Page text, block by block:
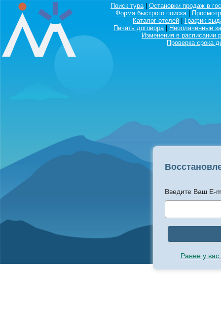
Поиск тура|
Остановки продаж в
Форма быстрого поиска|
Каталог отелей
График
Печать договора|
Неоплаченные
Изменения в расписании
Проверка срока
Введите Ваш E-
Ранее у